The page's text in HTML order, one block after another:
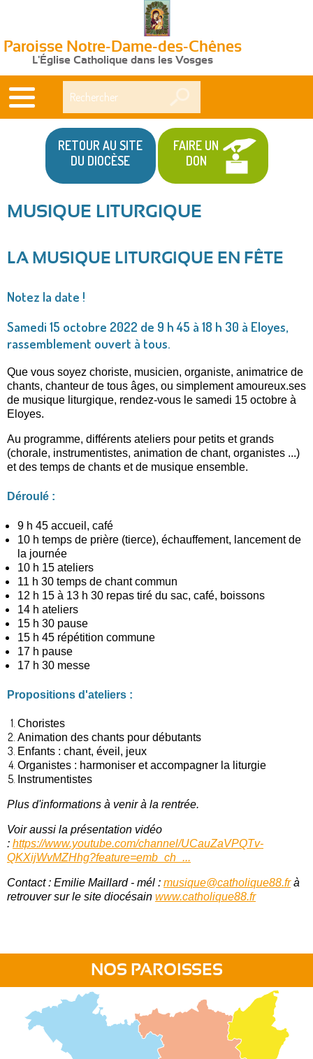
Paroisse Notre-Dame-des-Chênes
L'Église Catholique dans les Vosges
RETOUR AU SITE
DU DIOCÈSE
FAIRE UN
DON
MUSIQUE LITURGIQUE
LA MUSIQUE LITURGIQUE EN FÊTE
Notez la date !
Samedi 15 octobre 2022 de 9 h 45 à 18 h 30 à Eloyes,
rassemblement ouvert à tous.
Que vous soyez choriste, musicien, organiste, animatrice de
chants, chanteur de tous âges, ou simplement amoureux.ses
de musique liturgique, rendez-vous le samedi 15 octobre à
Eloyes.
Au programme, différents ateliers pour petits et grands
(chorale, instrumentistes, animation de chant, organistes ...)
et des temps de chants et de musique ensemble.
Déroulé :
9 h 45 accueil, café
10 h temps de prière (tierce), échauffement, lancement de
la journée
10 h 15 ateliers
11 h 30 temps de chant commun
12 h 15 à 13 h 30 repas tiré du sac, café, boissons
14 h ateliers
15 h 30 pause
15 h 45 répétition commune
17 h pause
17 h 30 messe
Propositions d'ateliers :
Choristes
Animation des chants pour débutants
Enfants : chant, éveil, jeux
Organistes : harmoniser et accompagner la liturgie
Instrumentistes
Plus d'informations à venir à la rentrée.
Voir aussi la présentation vidéo
: https://www.youtube.com/channel/UCauZaVPQTv-
QKXijWvMZHhg?feature=emb_ch_...
Contact : Emilie Maillard - mél : musique@catholique88.frà
retrouver sur le site diocésain www.catholique88.fr
NOS PAROISSES